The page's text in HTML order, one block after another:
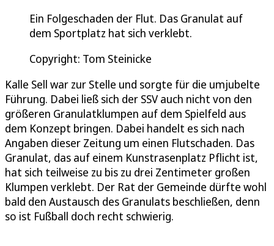
Ein Folgeschaden der Flut. Das Granulat auf
dem Sportplatz hat sich verklebt.
Copyright: Tom Steinicke
Kalle Sell war zur Stelle und sorgte für die umjubelte
Führung. Dabei ließ sich der SSV auch nicht von den
größeren Granulatklumpen auf dem Spielfeld aus
dem Konzept bringen. Dabei handelt es sich nach
Angaben dieser Zeitung um einen Flutschaden. Das
Granulat, das auf einem Kunstrasenplatz Pflicht ist,
hat sich teilweise zu bis zu drei Zentimeter großen
Klumpen verklebt. Der Rat der Gemeinde dürfte wohl
bald den Austausch des Granulats beschließen, denn
so ist Fußball doch recht schwierig.